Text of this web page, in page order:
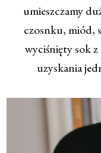
umieszczamy
czosnku, miód,
wyciśnięty sok
uzyskania